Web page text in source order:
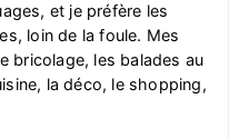
et je préfère les
loin de la foule. Mes
bricolage, les balades au
la déco, le shopping,